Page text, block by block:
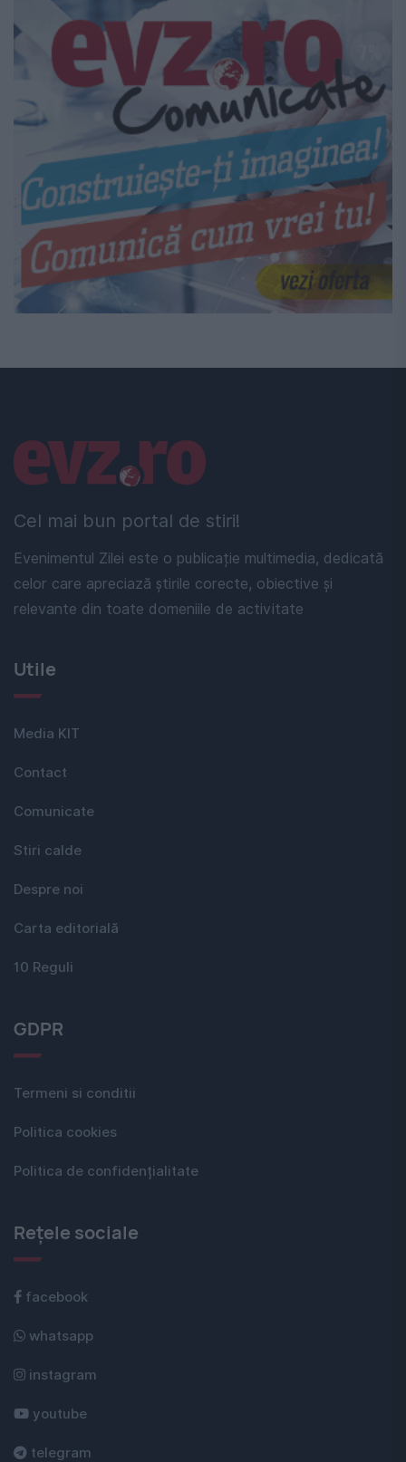
Cel mai bun portal de stiri!
Evenimentul Zilei este o publicație multimedia, dedicată
celor care apreciază știrile corecte, obiective și
relevante din toate domeniile de activitate
Linkuri utile
Utile
Media KIT
Contact
Comunicate
Stiri calde
Despre noi
Carta editorială
10 Reguli
GDPR
Termeni si conditii
Politica cookies
Politica de confidențialitate
Rețele sociale
facebook
whatsapp
instagram
youtube
telegram